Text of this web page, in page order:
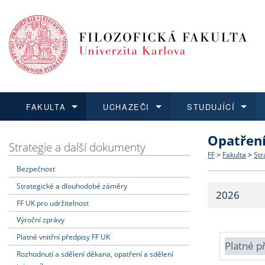
FAKULTA
Dozvědět se více
Struktura
Strategie
Fakultní
UCHAZEČI
Podat přihlášku
Co
Učitelské
STUDUJÍCÍ
Dozvědět se více
Dozvědět se více
O vědě a
Dozvědět se více
Aktuální
Strategie a další dokumenty
Bezpečnost
Strategické a dlouhodobé záměry
FF UK pro udržitelnost
Výroční zprávy
Platné vnitřní předpisy FF UK
Rozhodnutí a sdělení děkana, opatření a sdělení
FF > Fakulta >
2026
Platné